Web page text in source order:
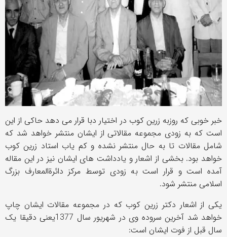
خبر خوبی که روزبه زرین کوب در اختیار دبا قرار می دهد حاکی از این
است که به زودی مجموعه مقالاتی از ایشان منتشر خواهد شد که
شامل مقالات تا به حال منتشر نشده و کم یاب استاد زرین کوب
خواهد بود. بخشی از اشعار و یادداشت های ایشان نیز در این مقاله
آمده است و قرار است به زودی توسط مرکز دائرةالمعارف بزرگ
اسلامی منتشر شود.
یکی از اشعار دکتر زرین کوب که در مجموعه مقالات ایشان چاپ
خواهد شد آخرین سروده وی در شهریور سال 1377یعنی دقیقا یک
سال قبل از فوت ایشان است: